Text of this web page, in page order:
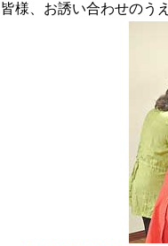
皆様、お誘い合わせのう